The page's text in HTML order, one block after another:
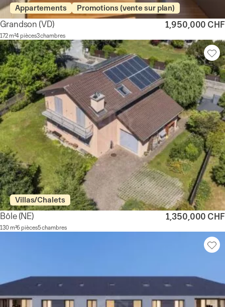
Appartements Promotions (vente sur plan)
Grandson (VD)
172 m²4 pièces3 chambres
1,950,000 CHF
Villas/Chalets
Bôle (NE)
130 m²6 pièces5 chambres
1,350,000 CHF